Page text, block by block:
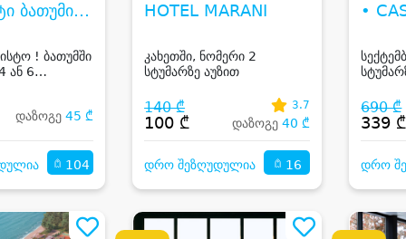
ბათუმი •
! ბათუმში
ან 6
დაზოგე45 ₾
104
HOTEL MARANI
კახეთში, ნომერი 2
სტუმარზე აუზით
140 ₾
100 ₾
3.7
დაზოგე40 ₾
დრო შეზღუდულია 16
•
Mare
Resort
690 ₾
339 ₾
დრო